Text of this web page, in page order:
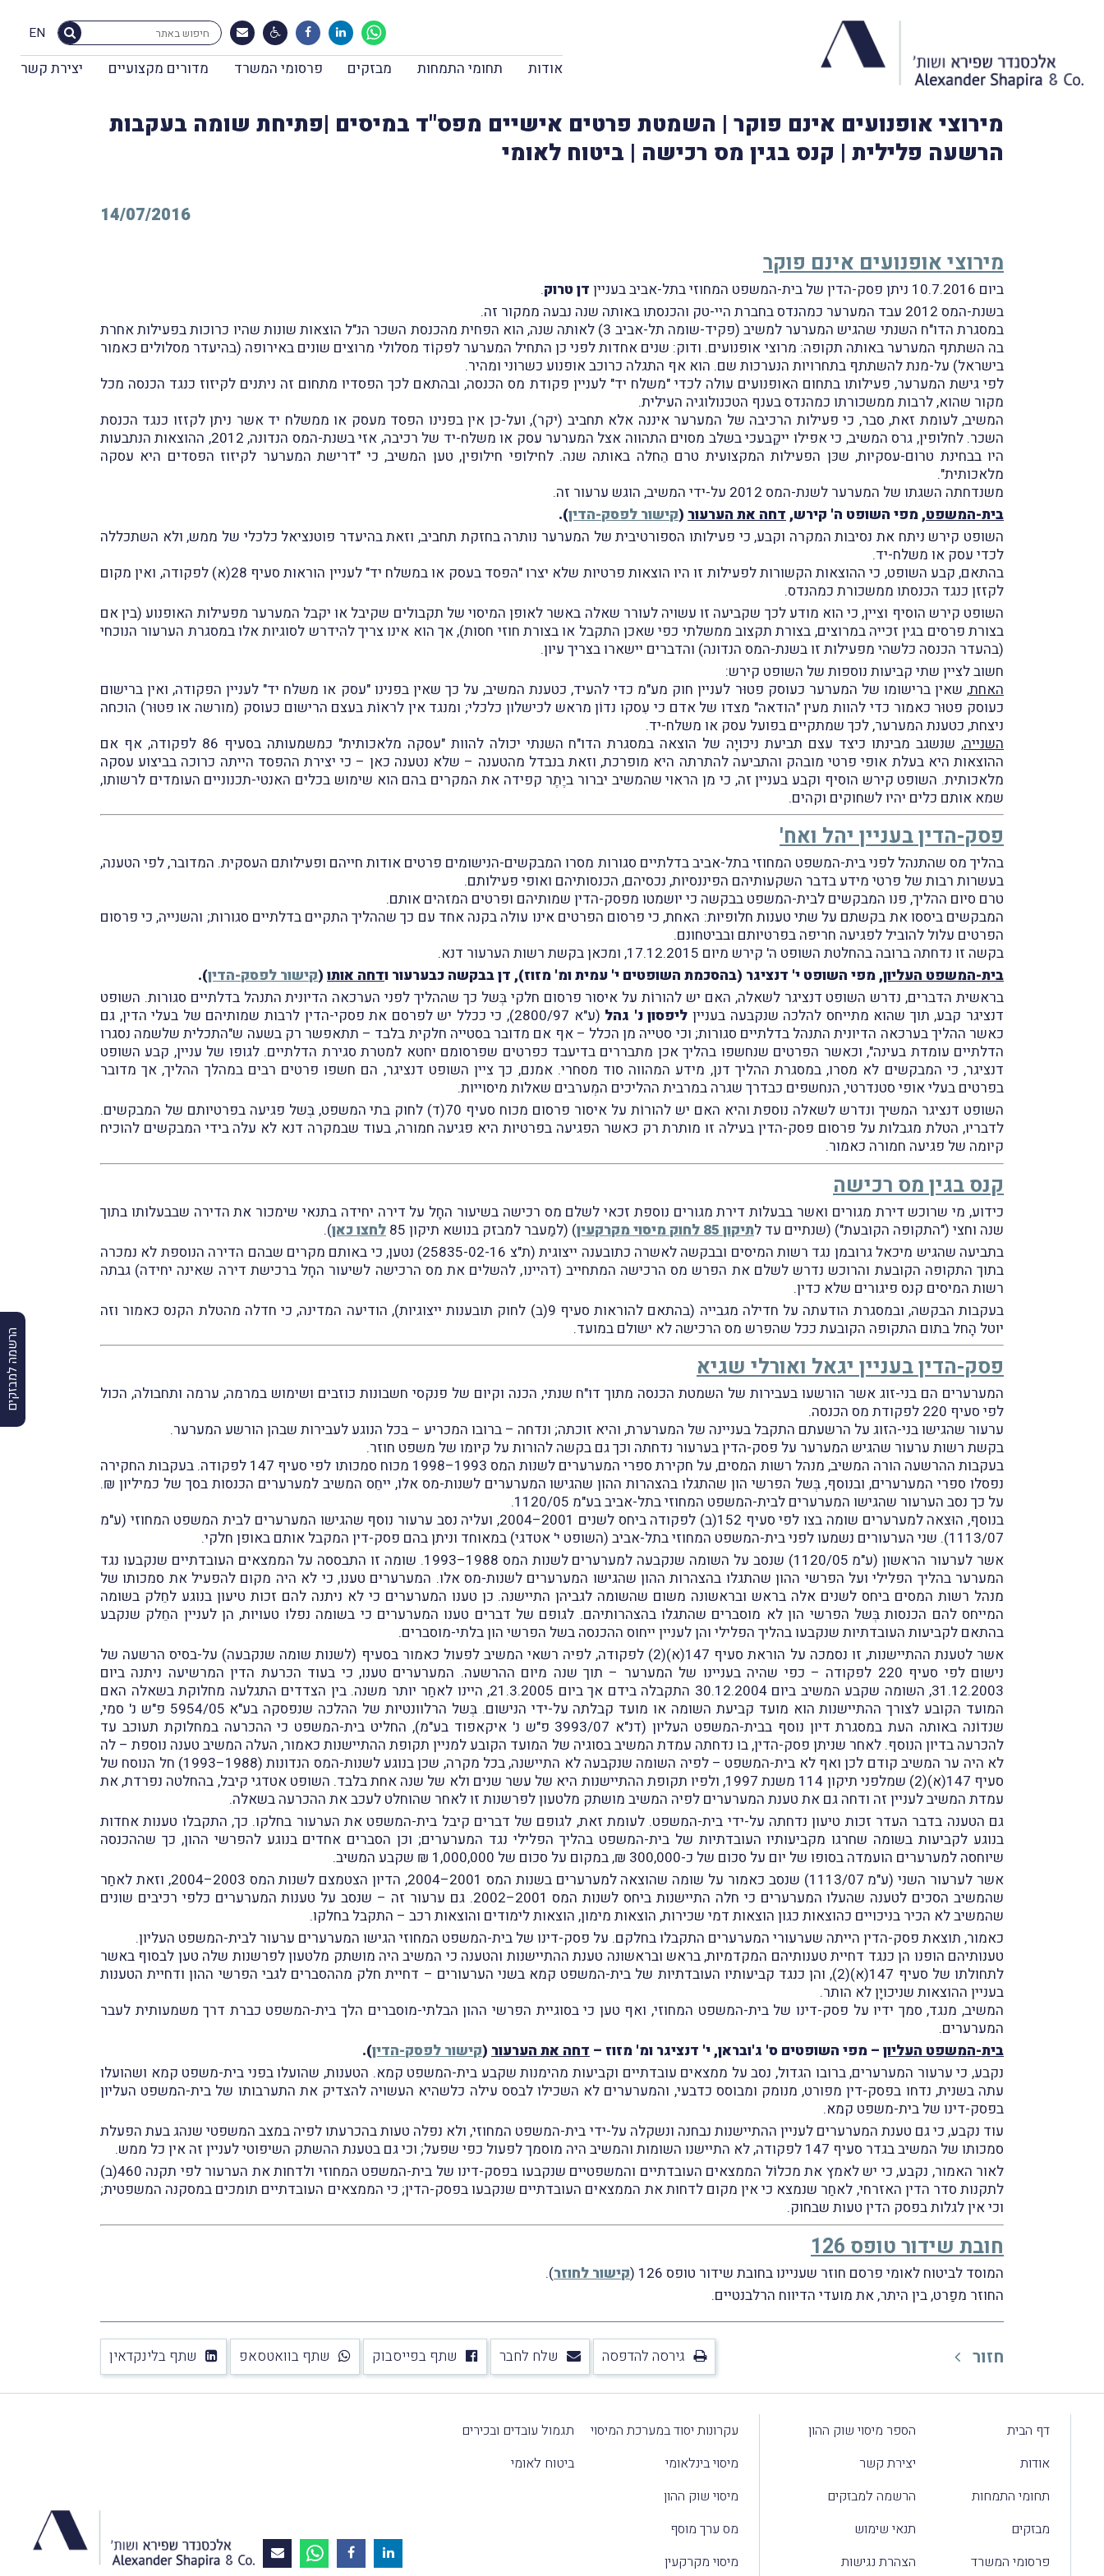
EN
אודות תחומי התמחות מבזקים פרסומי המשרד מדורים מקצועיים יצירת קשר
הרשמה למבזקים
מירוצי אופנועים אינם פוקר | השמטת פרטים אישיים מפס"ד במיסים |פתיחת שומה בעקבות
הרשעה פלילית | קנס בגין מס רכישה | ביטוח לאומי
14/07/2016
מירוצי אופנועים אינם פוקר
ביום 10.7.2016 ניתן פסק-הדין של בית-המשפט המחוזי בתל-אביב בעניין דן טרוק.
בשנת-המס 2012 עבד המערער כמהנדס בחברת היי-טק והכנסתו באותה שנה נבעה ממקור זה.
במסגרת הדו"ח השנתי שהגיש המערער למשיב (פקיד-שומה תל-אביב 3) לאותה שנה, הוא הפחית מהכנסת השכר הנ"ל הוצאות שונות שהיו כרוכות בפעילות אחרת
בה השתתף המערער באותה תקופה: מרוצי אופנועים. ודוק: שנים אחדות לפני כן התחיל המערער לפקוֹד מסלולי מרוצים שונים באירופה (בהיעדר מסלולים כאמור
בישראל) על-מנת להשתתף בתחרויות הנערכות שם. הוא אף התגלה כרוכב אופנוע כשרוני ומהיר.
לפי גישת המערער, פעילותו בתחום האופנועים עולה לכדי "משלח יד" לעניין פקודת מס הכנסה, ובהתאם לכך הפסדיו מתחום זה ניתנים לקיזוז כנגד הכנסה מכל
מקור שהוא, לרבות ממשכורתו כמהנדס בענף הטכנולוגיה העילית.
המשיב, לעומת זאת, סבר, כי פעילות הרכיבה של המערער איננה אלא תחביב (יקר), ועל-כן אין בפנינו הפסד מעסק או ממשלח יד אשר ניתן לקזזו כנגד הכנסת
השכר. לחלופין, גרס המשיב, כי אפילו ייקַבעכי בשלב מסוים התהווה אצל המערער עסק או משלח-יד של רכיבה, אזי בשנת-המס הנדונה, 2012, ההוצאות הנתבעות
היו בבחינת טרום-עסקיות, שכּן הפעילות המקצועית טרם הֵחלה באותה שנה. לחילופי חילופין, טען המשיב, כי "דרישת המערער לקיזוז הפסדים היא עסקה
מלאכותית".
משנדחתה השגתו של המערער לשנת-המס 2012 על-ידי המשיב, הוגש ערעור זה.
בית-המשפט, מפי השופט ה' קירש, דחה את הערעור (קישור לפסק-הדין).
השופט קירש ניתח את נסיבות המקרה וקבע, כי פעילותו הספורטיבית של המערער נותרה בחזקת תחביב, וזאת בהיעדר פוטנציאל כלכלי של ממש, ולא השתכללה
לכדי עסק או משלח-יד.
בהתאם, קבע השופט, כי ההוצאות הקשורות לפעילות זו היו הוצאות פרטיות שלא יצרו "הפסד בעסק או במשלח יד" לעניין הוראות סעיף 28(א) לפקודה, ואין מקום
לקזזן כנגד הכנסתו ממשכורת כמהנדס.
השופט קירש הוסיף וציין, כי הוא מודע לכך שקביעה זו עשויה לעורר שאלה באשר לאופן המיסוי של תקבולים שקיבל או יקבל המערער מפעילות האופנוע (בין אם
בצורת פרסים בגין זכייה במרוצים, בצורת תקצוב ממשלתי כפי שאכן התקבל או בצורת חוזי חסות), אך הוא אינו צריך להידרש לסוגיות אלו במסגרת הערעור הנוכחי
(בהעדר הכנסה כלשהי מפעילות זו בשנת-המס הנדונה) והדברים יישארו בצריך עיון.
חשוב לציין שתי קביעות נוספות של השופט קירש:
האחת, שאין ברישומו של המערער כעוסק פטוּר לעניין חוק מע"מ כדי להעיד, כטענת המשיב, על כך שאין בפנינו "עסק או משלח יד" לעניין הפקודה, ואין ברישום
כעוסק פטוּר כאמור כדי להוות מעין "הודאה" מצדו של אדם כי עִסקו נדוֹן מראש לכישלון כלכלי; ומנגד אין לראוֹת בעצם הרישום כעוסק (מורשה או פטוּר) הוכחה
ניצחת, כטענת המערער, לכך שמתקיים בפועל עסק או משלח-יד.
השנייה
, שנשגב מבינתו כיצד עצם תביעת ניכויָה של הוצאה במסגרת הדו"ח השנתי יכולה להוות "עסקה מלאכותית" כמשמעותה בסעיף 86 לפקודה, אף אם
ההוצאות היא בעלת אופי פרטי מובהק והתביעה להתרתה היא מופרכת, וזאת בנבדל מהטענה – שלא נטענה כאן – כי יצירת ההפסד הייתה כרוכה בביצוע עסקה
מלאכותית. השופט קירש הוסיף וקבע בעניין זה, כי מן הראוי שהמשיב יברור ביֶתֶר קפידה את המקרים בהם הוא שימוש בכלים האנטי-תכנוניים העומדים לרשותו,
שמא אותם כלים יהיו לשחוקים וקהים.
פסק-הדין בעניין יהל ואח'
בהליך מס שהתנהל לפני בית-המשפט המחוזי בתל-אביב בדלתיים סגורות מסרו המבקשים-הנישומים פרטים אודות חייהם ופעילותם העסקית. המדובר, לפי הטענה,
בעשרות רבות של פרטי מידע בדבר השקעותיהם הפיננסיות, נכסיהם, הכנסותיהם ואופי פעילותם.
טרם סיום ההליך, פנו המבקשים לבית-המשפט בבקשה כי יושמטו מפסק-הדין שמותיהם ופרטים המזהים אותם.
המבקשים ביססו את בקשתם על שתי טענות חלופיות: האחת, כי פרסום הפרטים אינו עולה בקנה אחד עם כך שההליך התקיים בדלתיים סגורות; והשנייה, כי פרסום
הפרטים עלול להוביל לפגיעה חריפה בפרטיותם ובביטחונם.
בקשה זו נדחתה ברובה בהחלטת השופט ה' קירש מיום 17.12.2015, ומכאן בקשת רשות הערעור דנא.
בית-המשפט העליון, מפי השופט י' דנציגר (בהסכמת השופטים י' עמית ומ' מזוז), דן בבקשה כבערעור ודחה אותו (קישור לפסק-הדין).
בראשית הדברים, נדרש השופט דנציגר לשאלה, האם יש להורוֹת על איסור פרסום חלקי בְּשל כך שההליך לפני הערכאה הדיונית התנהל בדלתיים סגורות. השופט
דנציגר קבע, תוך שהוא מתייחס להלכה שנקבעה בעניין ליפסון נ' גהל
(ע"א 2800/97), כי ככלל יש לפרסם את פסקי-הדין לרבות שמותיהם של בעלי הדין, גם
כאשר ההליך בערכאה הדיונית התנהל בדלתיים סגורות; וכי סטייה מן הכלל – אף אם מדובר בסטייה חלקית בלבד – תתאפשר רק בשעה ש"התכלית שלשמה נסגרו
הדלתיים עומדת בעינה", וכאשר הפרטים שנחשפו בהליך אכן מתבררים בדיעבד כפרטים שפרסומם יחטא למטרת סגירת הדלתיים. לגופו של עניין, קבע השופט
דנציגר, כי המבקשים לא מסרו, במסגרת ההליך דנן, מידע המהווה סוד מסחרי. אמנם, כך ציין השופט דנציגר, הם חשפו פרטים רבים במהלך ההליך, אך מדובר
בפרטים בעלי אופי סטנדרטי, הנחשפים כבדרך שגרה במרבית ההליכים המְערבים שאלות מיסוייות.
השופט דנציגר המשיך ונדרש לשאלה נוספת והיא האם יש להורוֹת על איסור פרסום מכוח סעיף 70(ד) לחוק בתי המשפט, בְּשל פגיעה בפרטיותם של המבקשים.
לדבריו, הטלת מגבלות על פרסום פסק-הדין בעילה זו מותרת רק כאשר הפגיעה בפרטיות היא פגיעה חמורה, בעוד שבמקרה דנא לא עלה בידי המבקשים להוכיח
קיומה של פגיעה חמורה כאמור.
קנס בגין מס רכישה
כידוע, מי שרוכש דירת מגורים ואשר בבעלות דירת מגורים נוספת זכאי לשלם מס רכישה בשיעור החָל על דירה יחידה בתנאי שימכור את הדירה שבבעלותו בתוך
שנה וחצי ("התקופה הקובעת") (שנתיים עד לתיקון 85 לחוק מיסוי מקרקעין ) (למַעבר למבזק בנושא תיקון 85 לחצו כאן).
בתביעה שהגיש מיכאל גרובמן נגד רשות המיסים ובבקשה לאשרה כתובענה ייצוגית (ת"צ 25835-02-16) נטען, כי באותם מקרים שבהם הדירה הנוספת לא נמכרה
בתוך התקופה הקובעת והרוכש נדרש לשלם את הפרש מס הרכישה המתחייב (דהיינו, להשלים את מס הרכישה לשיעור החָל ברכישת דירה שאינה יחידה) גבתה
רשות המיסים קנס פיגורים שלא כדין.
בעקבות הבקשה, ובמסגרת הודעתה על חדילה מגבייה (בהתאם להוראות סעיף 9(ב) לחוק תובענות ייצוגיות), הודיעה המדינה, כי חדלה מהטלת הקנס כאמור וזה
יוטל הָחל בתום התקופה הקובעת ככל שהפרש מס הרכישה לא ישולם במועד.
פסק-הדין בעניין יגאל ואורלי שגיא
המערערים הם בני-זוג אשר הורשעו בעבירות של השמטת הכנסה מתוך דו"ח שנתי, הכנה וקיום של פנקסי חשבונות כוזבים ושימוש במרמה, ערמה ותחבולה, הכול
לפי סעיף 220 לפקודת מס הכנסה.
ערעור שהגישו בני-הזוג על הרשעתם התקבל בעניינה של המערערת, והיא זוכתה; ונדחה – ברובו המכריע – בכל הנוגע לעבירות שבהן הורשע המערער.
בקשת רשות ערעור שהגיש המערער על פסק-הדין בערעור נדחתה וכך גם בקשה להורות על קיומו של משפט חוזר.
בעקבות ההרשעה הורה המשיב, מנהל רשות המסים, על חקירת ספרי המערערים לשנות המס 1993–1998 מכוח סמכותו לפי סעיף 147 לפקודה. בעקבות החקירה
נפסלו ספרי המערערים, ובנוסף, בְּשל הפרשי הון שהתגלו בהצהרות ההון שהגישו המערערים לשנות-מס אלו, ייחֵס המשיב למערערים הכנסות בסך של כמיליון ₪.
על כך נסב הערעור שהגישו המערערים לבית-המשפט המחוזי בתל-אביב בע"מ 1120/05.
בנוסף, הוּצאה למערערים שומה בצו לפי סעיף 152(ב) לפקודה ביחס לשנים 2001–2004, ועליה נסב ערעור נוסף שהגישו המערערים לבית המשפט המחוזי (ע"מ
1113/07). שני הערעורים נשמעו לפני בית-המשפט המחוזי בתל-אביב (השופט י' אטדגי) במאוחד וניתן בהם פסק-דין המקבל אותם באופן חלקי.
אשר לערעור הראשון (ע"מ 1120/05) שנסב על השומה שנקבעה למערערים לשנות המס 1988–1993. שומה זו התבססה על הממצאים העובדתיים שנקבעו נגד
המערער בהליך הפלילי ועל הפרשי ההון שהתגלו בהצהרות ההון שהגישו המערערים לשנות-מס אלו. המערערים טענו, כי לא היה מקום להפעיל את סמכותו של
מנהל רשות המסים ביחס לשנים אלה בראש ובראשונה משום שהשומה לגביהן התיישנה. כן טענו המערערים כי לא ניתנה להם זכות טיעון בנוגע לחֵלק בשומה
המייחס להם הכנסות בְּשל הפרשי הון לא מוסברים שהתגלו בהצהרותיהם. לגופם של דברים טענו המערערים כי בשומה נפלו טעויות, הן לעניין החֵלק שנקבע
בהתאם לקביעות העובדתיות שנקבעו בהליך הפלילי והן לעניין ייחוס ההכנסה בשל הפרשי הון בלתי-מוסברים.
אשר לטענת ההתיישנות, זו נסמכה על הוראת סעיף 147(א)(2) לפקודה, לפיה רשאי המשיב לפעול כאמור בסעיף (לשנות שומה שנקבעה) על-בסיס הרשעה של
נישום לפי סעיף 220 לפקודה – כפי שהיה בעניינו של המערער – תוך שנה מיום ההרשעה. המערערים טענו, כי בעוד הכרעת הדין המרשיעה ניתנה ביום
31.12.2003, השומה שקבע המשיב ביום 30.12.2004 התקבלה בידם אך ביום 21.3.2005, היינו לאחַר יותר משנה. בין הצדדים התגלעה מחלוקת בשאלה האם
המועד הקובע לצורך ההתיישנות הוא מועד קביעת השומה או מועד קבלתה על-ידי הנישום. בְּשל הרלוונטיות של ההלכה שנפסקה בע"א 5954/05 פ"ש נ' סמי,
שנדוֹנה באותה העת במסגרת דיון נוסף בבית-המשפט העליון (דנ"א 3993/07 פ"ש נ' איקאפוד בע"מ), החליט בית-המשפט כי ההכרעה במחלוקת תעוכב עד
להכרעה בדיון הנוסף. לאחר שניתן פסק-הדין, בו נדחתה עמדת המשיב בסוגיה של המועד הקובע למניין תקופת ההתיישנות כאמור, העלה המשיב טענה נוספת – לה
לא היה ער המשיב קודם לכן ואף לא בית-המשפט – לפיה השומה שנקבעה לא התיישנה, בכל מקרה, שכן בנוגע לשנות-המס הנדונות (1988–1993) חל הנוסח של
סעיף 147(א)(2) שמלפני תיקון 114 משנת 1997, ולפיו תקופת ההתיישנות היא של עשר שנים ולא של שנה אחת בלבד. השופט אטדגי קיבל, בהחלטה נפרדת, את
עמדת המשיב לעניין זה ודחה גם את טענת המערערים לפיה המשיב מושתק מלטעון לפרשנות זו לאחר שהוחלט לעכב את ההכרעה בשאלה.
גם הטענה בדבר העדר זכות טיעון נדחתה על-ידי בית-המשפט. לעומת זאת, לגופם של דברים קיבל בית-המשפט את הערעור בחלקו. כך, התקבלו טענות אחדות
בנוגע לקביעות בשומה שחרגו מקביעותיו העובדתיות של בית-המשפט בהליך הפלילי נגד המערערים; וכן הסברים אחדים בנוגע להפרשי ההון, כך שההכנסה
שיוחסה למערערים הועמדה בסופו של יום על סכום של כ-300,000 ₪, במקום על סכום של 1,000,000 ₪ שקבע המשיב.
אשר לערעור השני (ע"מ 1113/07) שנסב כאמור על שומה שהוצאה למערערים בשנות המס 2001–2004, הדיון הצטמצם לשנות המס 2003–2004, וזאת לאחַר
שהמשיב הסכים לטענה שהעלו המערערים כי חלה התיישנות ביחס לשנות המס 2001–2002. גם ערעור זה – שנסב על טענות המערערים כלפי רכיבים שונים
שהמשיב לא הכיר בניכויים כהוצאות כגון הוצאות דמי שכירות, הוצאות מימון, הוצאות לימודים והוצאות רכב – התקבל בחלקו.
כאמור, תוצאת פסק-הדין הייתה שערעורי המערערים התקבלו בחלקם. על פסק-דינו של בית-המשפט המחוזי הגישו המערערים ערעור לבית-המשפט העליון.
טענותיהם הופנו הן כנגד דחיית טענותיהם המקדמיות, בראש ובראשונה טענת ההתיישנות והטענה כי המשיב היה מושתק מלטעון לפרשנות שלה טען לבסוף באשר
לתחולתו של סעיף 147(א)(2), והן כנגד קביעותיו העובדתיות של בית-המשפט קמא בשני הערעורים – דחיית חלק מההסברים לגבי הפרשי ההון ודחיית הטענות
בעניין ההוצאות שניכויָן לא הותר.
המשיב, מנגד, סמך ידיו על פסק-דינו של בית-המשפט המחוזי, ואף טען כי בסוגיית הפרשי ההון הבלתי-מוסברים הלך בית-המשפט כברת דרך משמעותית לעבר
המערערים.
בית-המשפט העליון – מפי השופטים ס' ג'ובראן, י' דנציגר ומ' מזוז – דחה את הערעור (קישור לפסק-הדין).
נקבע, כי ערעור המערערים, ברובו הגדול, נסב על ממצאים עובדתיים וקביעות מהימנות שקבע בית-המשפט קמא. הטענות, שהועלו בפני בית-משפט קמא ושהועלו
עתה בשנית, נדחו בפסק-דין מפורט, מנומק ומבוסס כדבעי, והמערערים לא השכילו לבסס עילה כלשהיא העשויה להצדיק את התערבותו של בית-המשפט העליון
בפסק-דינו של בית-משפט קמא.
עוד נקבע, כי גם טענת המערערים לעניין ההתיישנות נבחנה ונשקלה על-ידי בית-המשפט המחוזי, ולא נפלה טעות בהכרעתו לפיה במצב המשפטי שנהג בעת הפעלת
סמכותו של המשיב בגדר סעיף 147 לפקודה, לא התיישנו השומות והמשיב היה מוסמך לפעול כפי שפעל; וכי גם בטענת ההשתק השיפוטי לעניין זה אין כל ממש.
לאור האמור, נקבע, כי יש לאמץ את מכלוֹל הממצאים העובדתיים והמשפטיים שנקבעו בפסק-דינו של בית-המשפט המחוזי ולדחות את הערעור לפי תקנה 460(ב)
לתקנות סדר הדין האזרחי, לאחַר שנמצא כי אין מקום לדחות את הממצאים העובדתיים שנקבעו בפסק-הדין; כי הממצאים העובדתיים תומכים במסקנה המשפטית;
וכי אין לגלות בפסק הדין טעות שבחוק.
חובת שידור טופס 126
המוסד לביטוח לאומי פרסם חוזר שעניינו בחובת שידור טופס 126 ( קישור לחוזר).
החוזר מפַרט, בין היתר, את מועדי הדיווח הרלבנטיים.
חזור גירסה להדפסה שלח לחבר שתף בפייסבוק שתף בוואטסאפ שתף בלינקדאין
דף הבית
אודות
תחומי התמחות
מבזקים
פרסומי המשרד
הספר מיסוי שוק ההון
יצירת קשר
הרשמה למבזקים
תנאי שימוש
הצהרת נגישות
עקרונות יסוד במערכת המיסוי
מיסוי בינלאומי
מיסוי שוק ההון
מס ערך מוסף
מיסוי מקרקעין
תגמול עובדים ובכירים
ביטוח לאומי